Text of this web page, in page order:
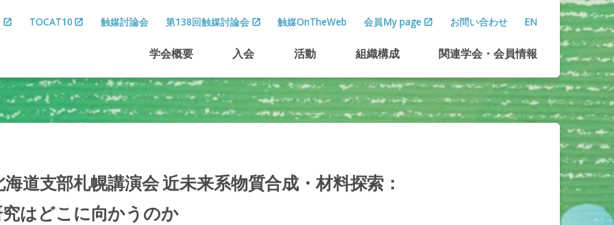
TOCAT10 触媒討論会 第138回触媒討論会 触媒OnTheWeb 会員My page お問い合わせ EN
学会概要 入会 活動 組織構成 関連学会 ・会員情報
道支部札幌講演会近未来系物質合成 ・材料探索：
はどこに向かうのか